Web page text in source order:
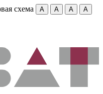
схема A A A
A